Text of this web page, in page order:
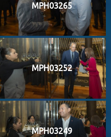
MPH03265
MPH03252
MPH03249